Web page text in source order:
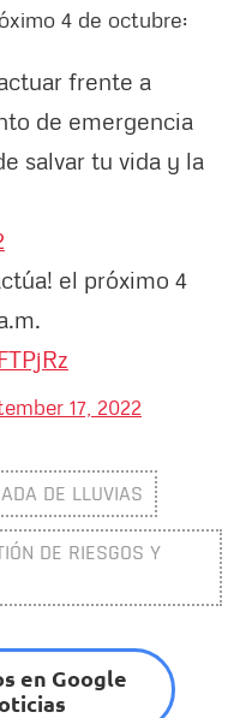
4 de octubre:
frente a
de emergencia
salvar tu vida y la
el próximo 4
17, 2022
DE LLUVIAS
DE RIESGOS Y
en Google